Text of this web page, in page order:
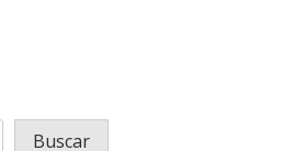
Buscar